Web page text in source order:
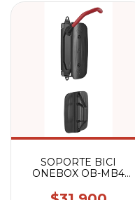
SOPORTE BICI
ONEBOX OB-MB4